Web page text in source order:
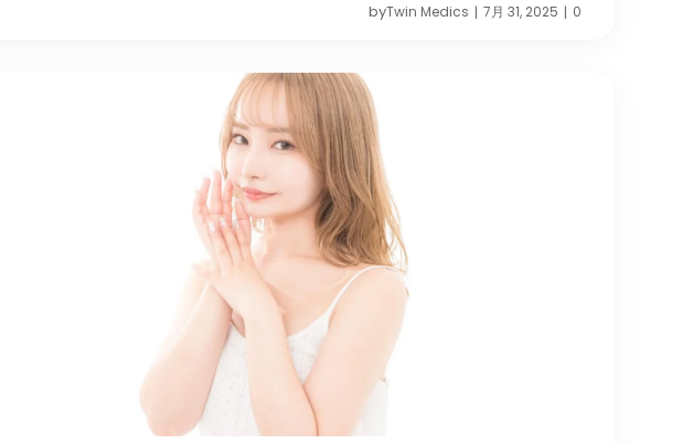
byTwin Medics | 7月 31, 2025 | 0